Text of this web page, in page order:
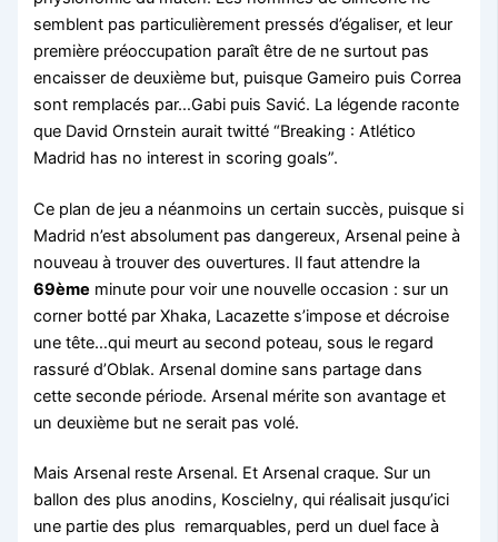
semblent pas particulièrement pressés d’égaliser, et leur
première préoccupation paraît être de ne surtout pas
encaisser de deuxième but, puisque Gameiro puis Correa
sont remplacés par…Gabi puis Savić. La légende raconte
que David Ornstein aurait twitté “Breaking : Atlético
Madrid has no interest in scoring goals”.
Ce plan de jeu a néanmoins un certain succès, puisque si
Madrid n’est absolument pas dangereux, Arsenal peine à
nouveau à trouver des ouvertures. Il faut attendre la
69ème minute pour voir une nouvelle occasion : sur un
corner botté par Xhaka, Lacazette s’impose et décroise
une tête…qui meurt au second poteau, sous le regard
rassuré d’Oblak. Arsenal domine sans partage dans
cette seconde période. Arsenal mérite son avantage et
un deuxième but ne serait pas volé.
Mais Arsenal reste Arsenal. Et Arsenal craque. Sur un
ballon des plus anodins, Koscielny, qui réalisait jusqu’ici
une partie des plus remarquables, perd un duel face à